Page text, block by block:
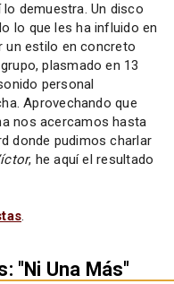
lo demuestra. Un disco
lo que les ha influido en
un estilo en concreto
plasmado en 13
personal
Aprovechando que
nos acercamos hasta
donde pudimos charlar
, he aquí el resultado
.
"Ni Una Más"